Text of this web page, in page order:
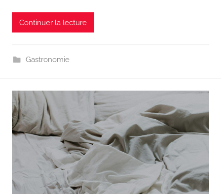
Continuer la lecture
Gastronomie